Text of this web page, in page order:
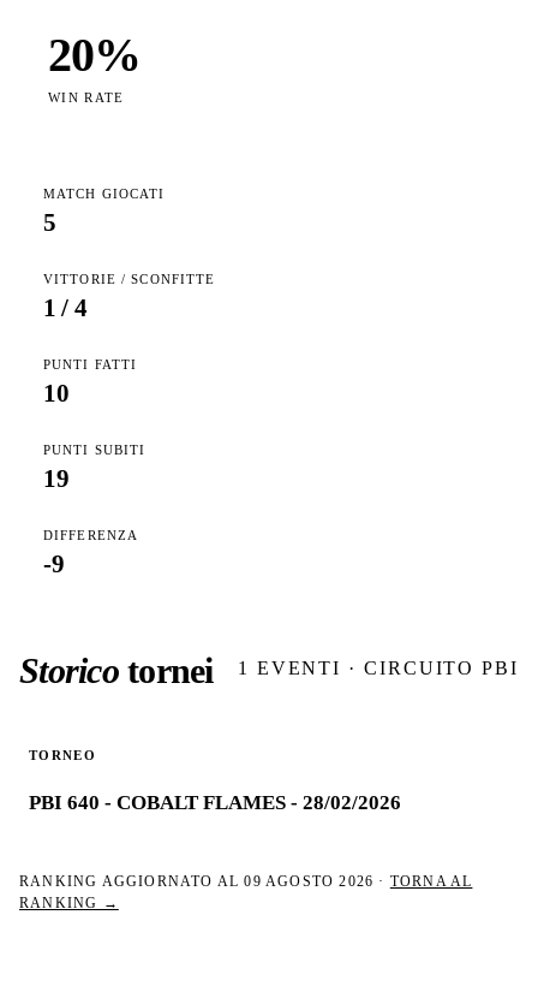
20%
WIN RATE
MATCH GIOCATI
5
VITTORIE / SCONFITTE
1 / 4
PUNTI FATTI
10
PUNTI SUBITI
19
DIFFERENZA
-9
Storicotornei 1 EVENTI · CIRCUITO PBI
TORNEO
PBI 640 - COBALT FLAMES - 28/02/2026
RANKING AGGIORNATO AL09 AGOSTO 2026 · TORNA AL
RANKING →